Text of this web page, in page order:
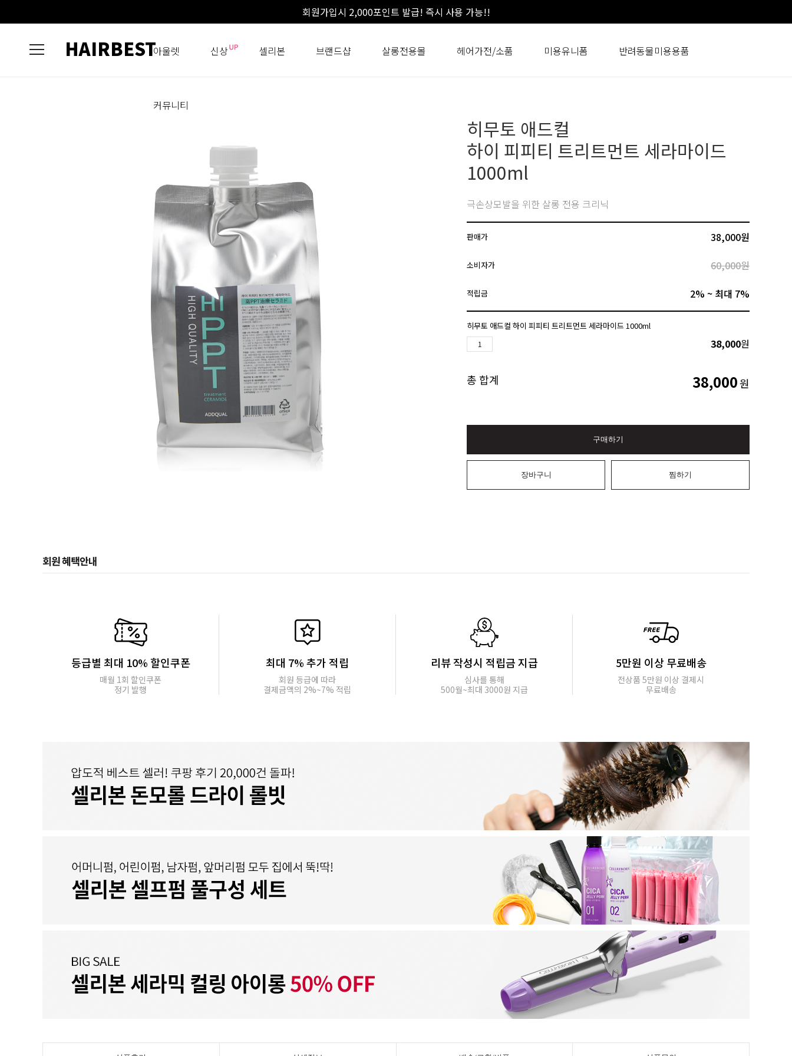
회원가입시 2,000포인트 발급! 즉시 사용 가능!!
HAIRBEST아울렛 신상 셀리본 브랜드샵 살롱전용몰 헤어가전/소품 미용유니폼 반려동물미용용품
커뮤니티
히무토 애드컬
하이 피피티 트리트먼트 세라마이드
1000ml
극손상모발을 위한 살롱 전용 크리닉
판매가 38,000원
소비자가 60,000원
적립금 2% ~ 최대 7%
히무토 애드컬 하이 피피티 트리트먼트 세라마이드 1000ml
38,000원
총 합계 38,000원
구매하기
장바구니 찜하기
회원 혜택안내
등급별 최대 10% 할인쿠폰
매월 1회 할인쿠폰
정기 발행
최대 7% 추가 적립
회원 등급에 따라
결제금액의 2%~7% 적립
리뷰 작성시 적립금 지급
심사를 통해
500월~최대 3000원 지급
5만원 이상 무료배송
전상품 5만원 이상 결제시
무료배송